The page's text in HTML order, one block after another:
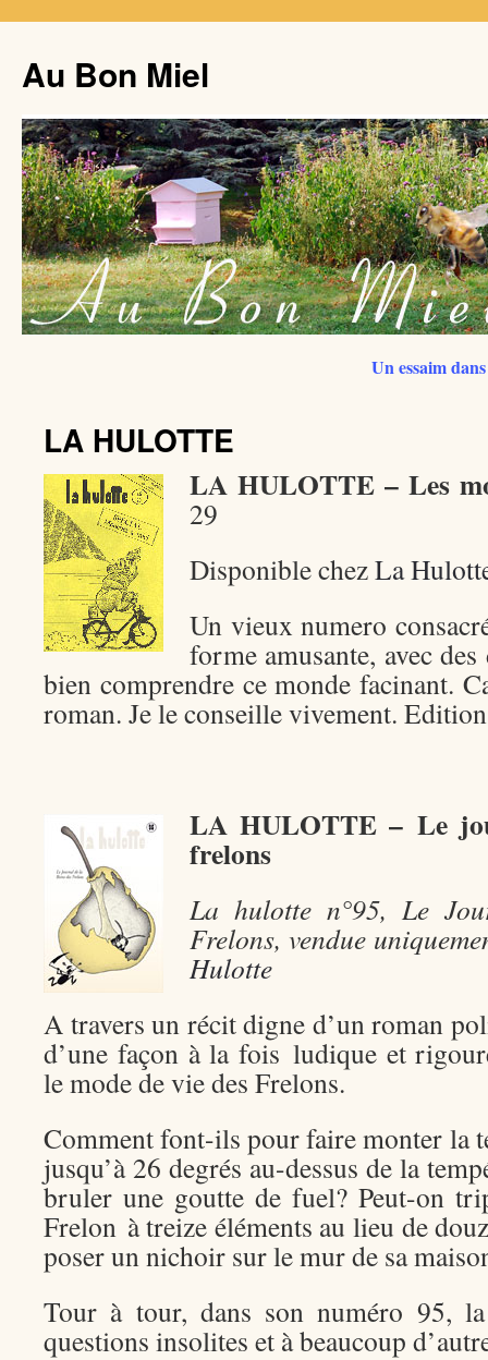
Au Bon Miel
Un essaim
LA HULOTTE
LA HULOTTE – Les
29
Disponible chezLa
Un vieux numero
forme amusante, avec
bien comprendre ce monde facinant.
roman. Je le conseille vivement.
LA HULOTTE – Le
frelons
La hulotte n°95, Le
Frelons, vendue
Hulotte
A travers un récit digne d’un roman
d’une façon à la fois ludique et
le mode de vie des Frelons.
Comment font-ils pour faire monter la
jusqu’à 26 degrés au-dessus de la
bruler une goutte de fuel? Peut-on
Frelon à treize éléments au lieu de
poser un nichoir sur le mur de sa
Tour à tour, dans son numéro 95,
questions insolites et à beaucoup